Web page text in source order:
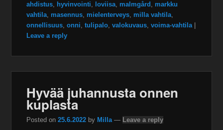
ahdistus, hyvinvointi, loviisa, malmgård , markku
vahtila, masennus, mielenterveys, milla vahtila,
onnellisuus,onni,tulipalo,valokuvaus,voima-vahtila
Leave a reply
Hyvää juhannusta onnen
kuplasta
Posted on25.6.2022 by Milla — Leave a reply